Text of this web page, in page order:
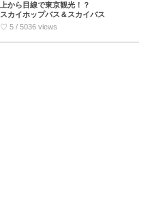
上から目線で東京観光！？
スカイホップバス＆スカイバス
♡ 5 / 5036 views